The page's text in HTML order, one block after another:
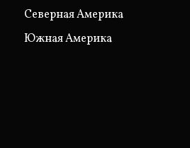
Северная Америка
Южная Америка